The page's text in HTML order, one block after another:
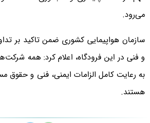
می‌رود.
سازمان هواپیمایی کشوری ضمن تاکید بر
و فنی در این فرودگاه، اعلام کرد: همه
به رعایت کامل الزامات ایمنی، فنی و حقوق
هستند.